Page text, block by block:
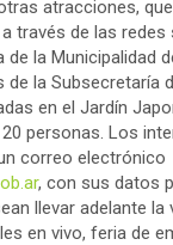
atracciones,
través de las redes
la Municipalidad
de la Subsecretaría
en el Jardín
personas. Los
correo electrónico
, con sus datos
llevar adelante la
en vivo, feria de